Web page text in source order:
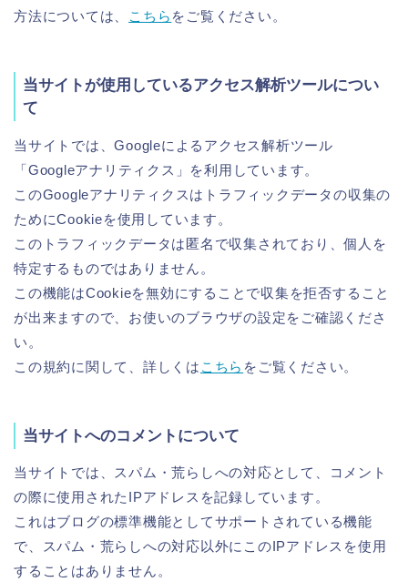
方法については、
こちら をご覧ください。
当サイトが使用しているアクセス解析ツールについ
て
当サイトでは、Googleによるアクセス解析ツール
「Googleアナリティクス」を利用しています。
このGoogleアナリティクスはトラフィックデータの収集の
ためにCookieを使用しています。
このトラフィックデータは匿名で収集されており、個人を
特定するものではありません。
この機能はCookieを無効にすることで収集を拒否すること
が出来ますので、お使いのブラウザの設定をご確認くださ
い。
この規約に関して、詳しくは こちら をご覧ください。
当サイトへのコメントについて
当サイトでは、スパム・荒らしへの対応として、コメント
の際に使用されたIPアドレスを記録しています。
これはブログの標準機能としてサポートされている機能
で、スパム・荒らしへの対応以外にこのIPアドレスを使用
することはありません。